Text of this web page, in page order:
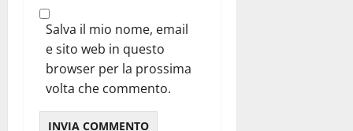
Salva il mio nome, email
e sito web in questo
browser per la prossima
volta che commento.